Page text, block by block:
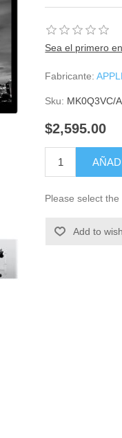
Sea el primero
Fabricante:
Sku: MK0Q3VC/A
$2,595.00
Please select
Add to